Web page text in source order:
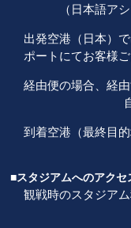
（日本語ア
出発空港（日本）
ポートにてお客様
経由便の場合、経
到着空港（最終目
■スタジアムへのアクセ
観戦時のスタジア